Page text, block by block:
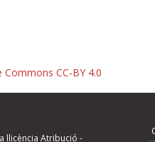
Commons CC-BY 4.0
llicència Atribució -